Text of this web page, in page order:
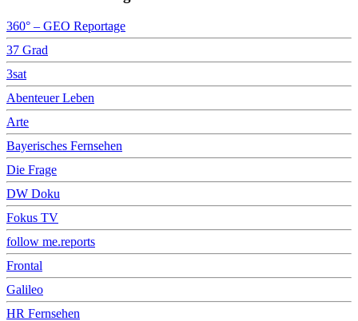
360° – GEO Reportage
37 Grad
3sat
Abenteuer Leben
Arte
Bayerisches Fernsehen
Die Frage
DW Doku
Fokus TV
follow me.reports
Frontal
Galileo
HR Fernsehen